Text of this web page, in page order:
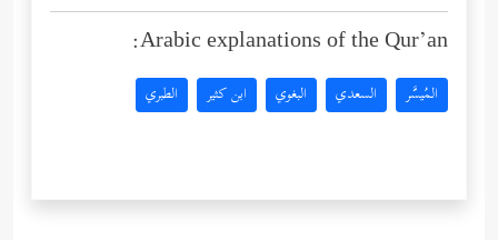
Arabic explanations of the Qur’an:
المُيسَّر السعدي البغوي ابن كثير الطبري